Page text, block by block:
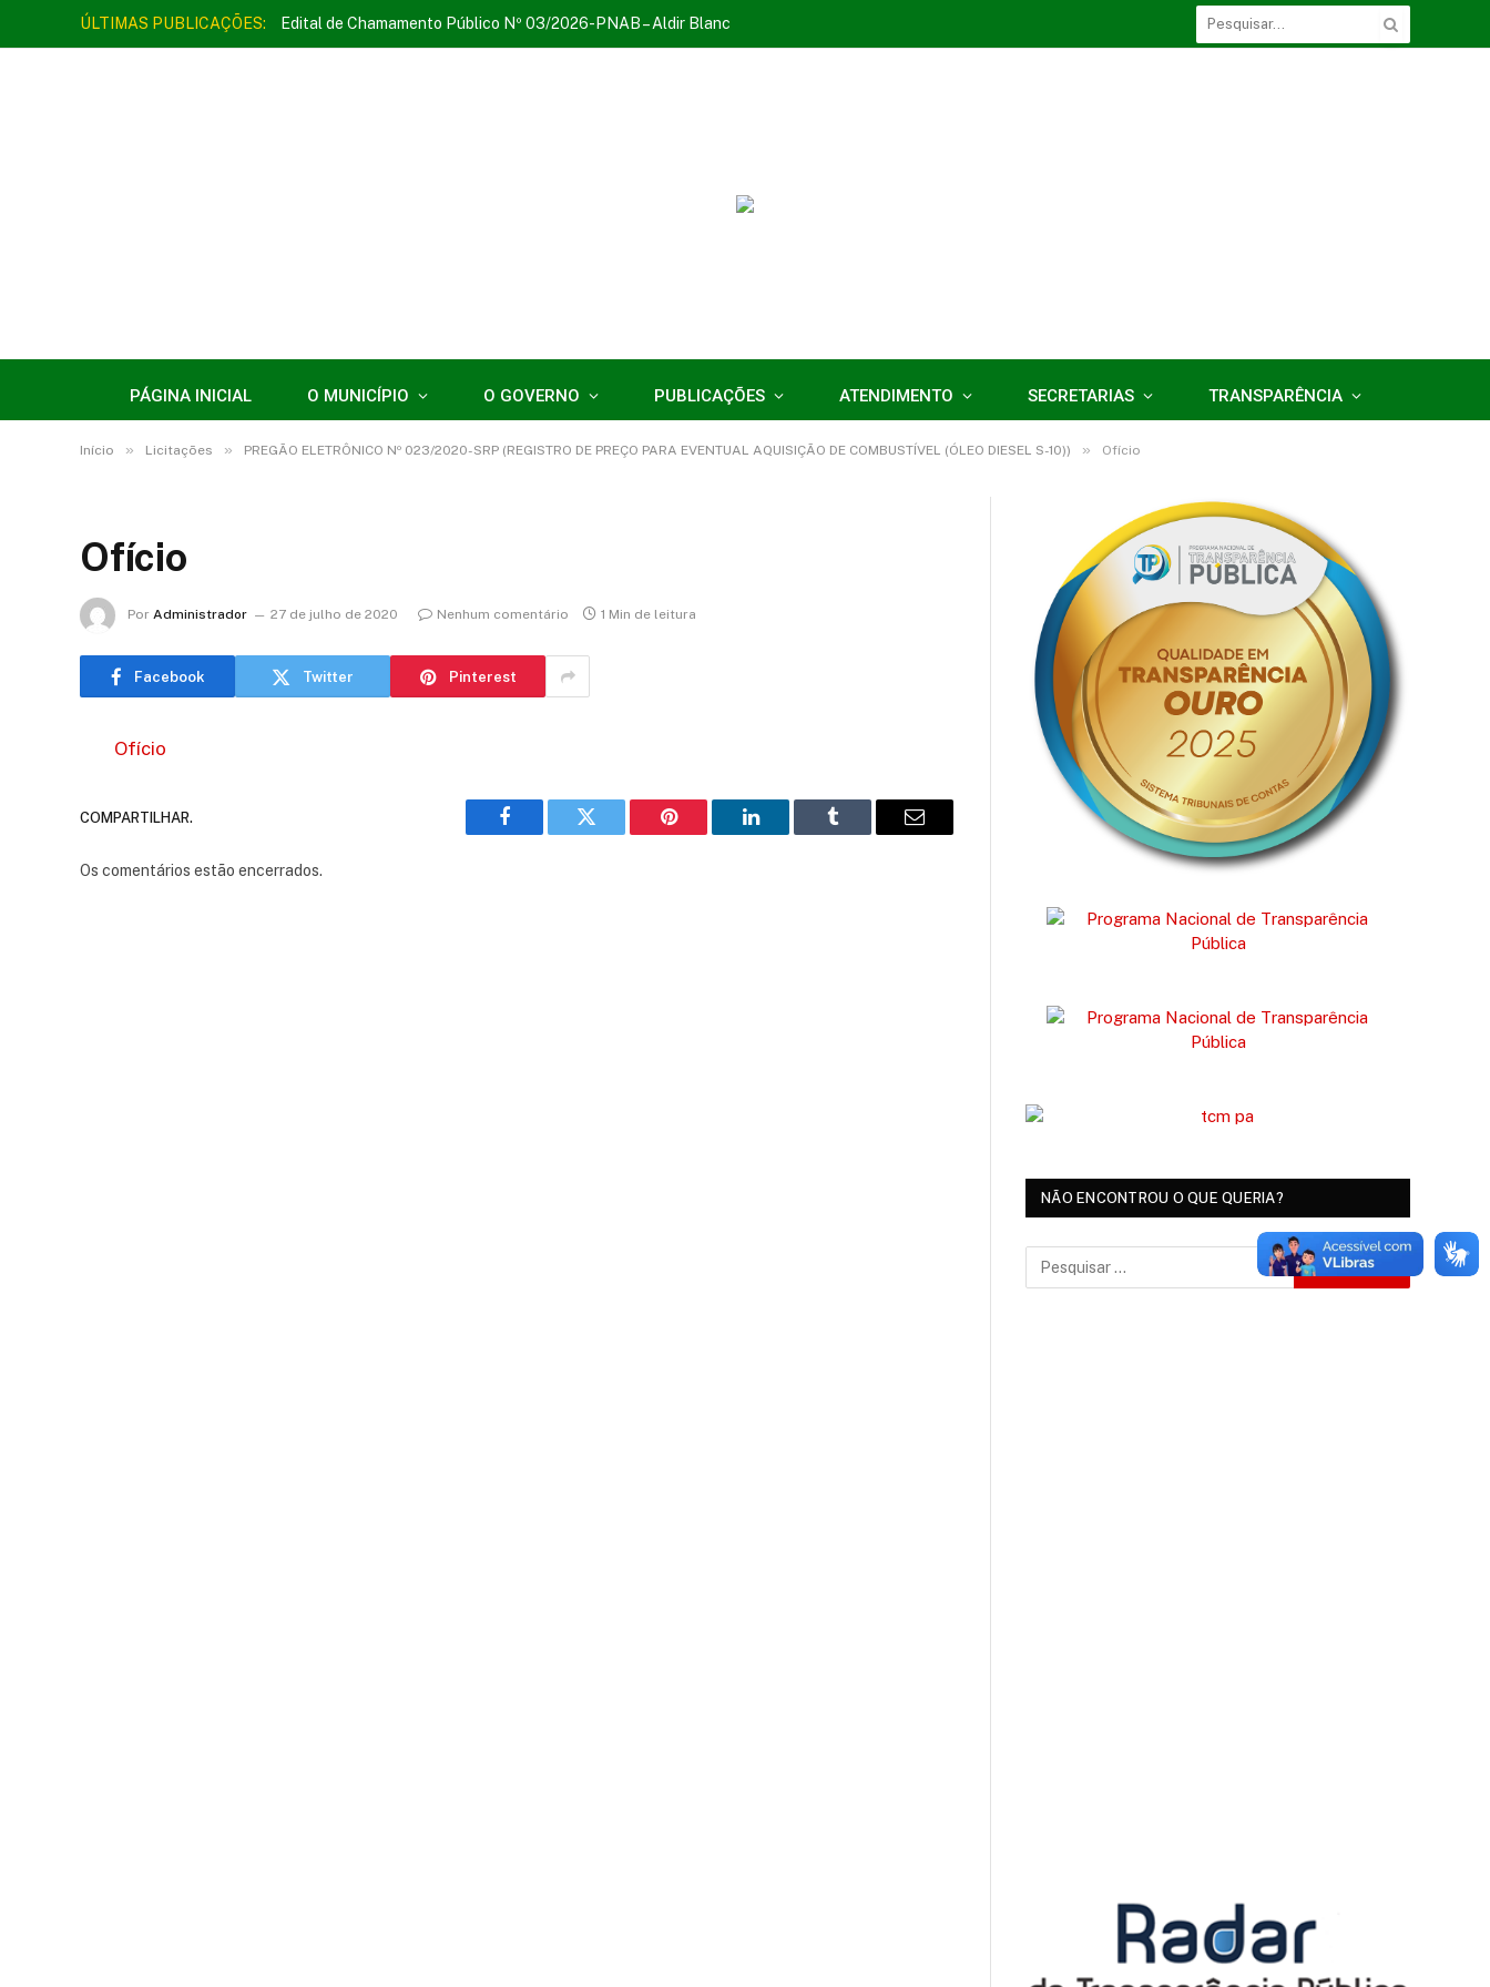
ÚLTIMAS PUBLICAÇÕES: Edital de Chamamento Público Nº 03/2026-PNAB – Aldir Blanc
PÁGINA INICIAL O MUNICÍPIO O GOVERNO PUBLICAÇÕES ATENDIMENTO SECRETARIAS TRANSPARÊNCIA
Início » Licitações » PREGÃO ELETRÔNICO Nº 023/2020-SRP (REGISTRO DE PREÇO PARA EVENTUAL AQUISIÇÃO DE COMBUSTÍVEL (ÓLEO DIESEL S-10)) » Ofício
Ofício
Por Administrador 27 de julho de 2020 Nenhum comentário 1 Min de leitura
Facebook Twitter Pinterest
Ofício
COMPARTILHAR.
Facebook Twitter Pinterest LinkedIn Tumblr
E-
Os comentários estão encerrados.
NÃO ENCONTROU O QUE QUERIA?